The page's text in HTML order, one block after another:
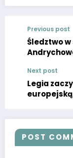
Previous post
Śledztwo
Super
Next post
Legia
POST